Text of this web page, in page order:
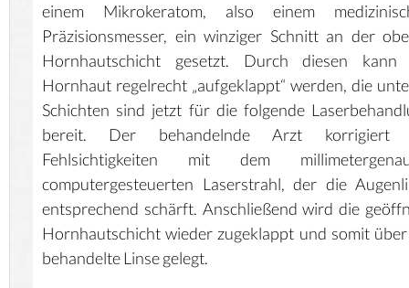
einem Mikrokeratom, also einem
Präzisionsmesser, ein winziger Schnitt an der
Hornhautschicht gesetzt. Durch diesen kann
Hornhaut regelrecht „aufgeklappt“ werden, die
Schichten sind jetzt für die folgende
bereit. Der behandelnde Arzt korrigiert
Fehlsichtigkeiten mit dem
computergesteuerten Laserstrahl, der die
entsprechend schärft. Anschließend wird die
Hornhautschicht wieder zugeklappt und somit
behandelte Linse gelegt.